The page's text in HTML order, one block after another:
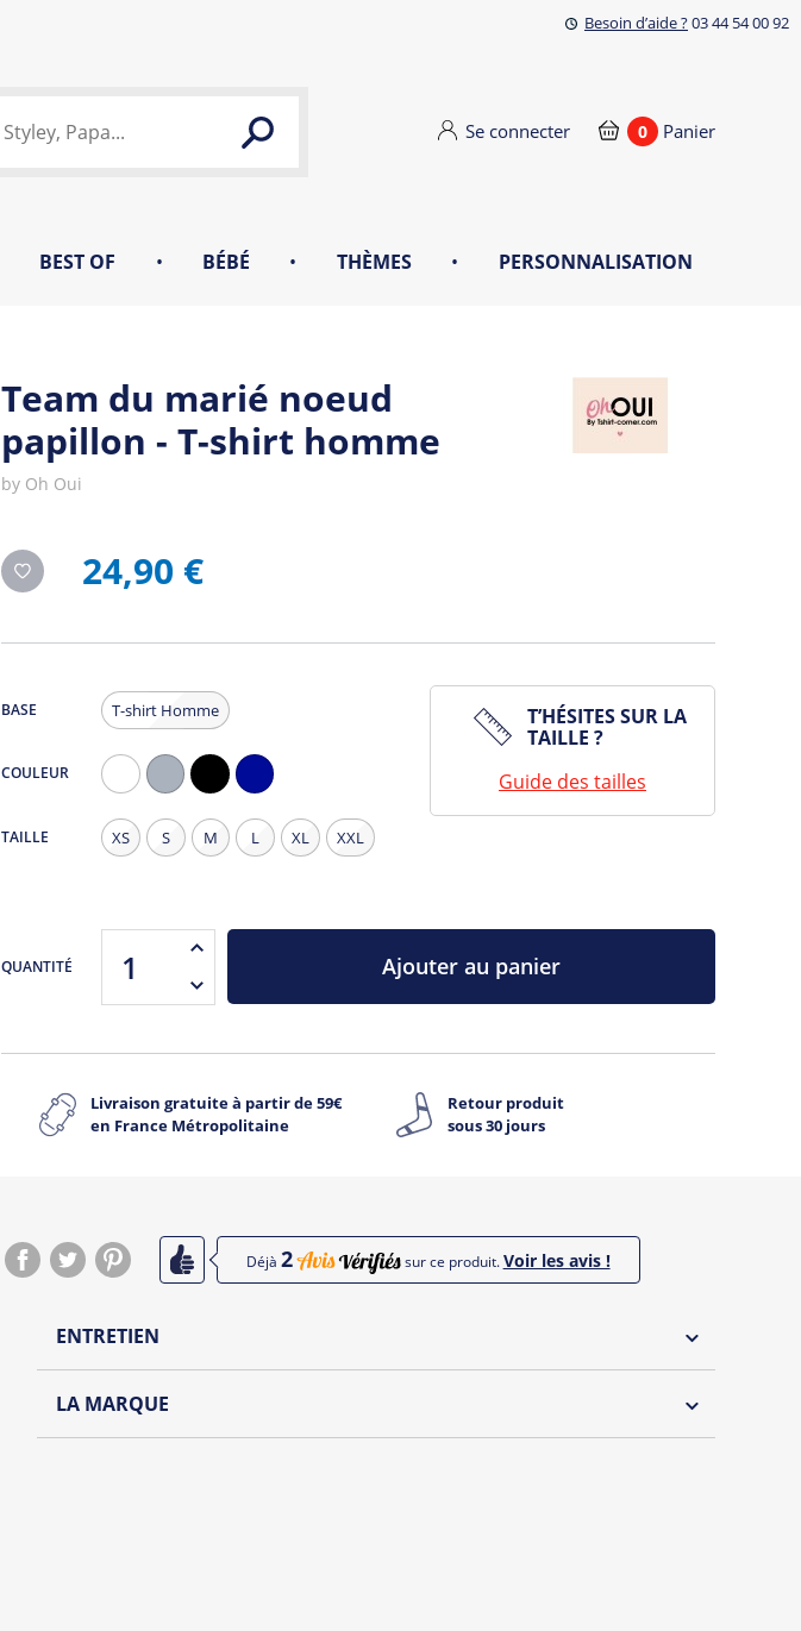
Besoin d’aide ?03 44 54 00 92
Se connecter 0 Panier
BEST OF • BÉBÉ • THÈMES • PERSONNALISATION
Team du marié noeud
papillon - T-shirt homme
by Oh Oui
24,90 €
BASE T-shirt Homme
COULEUR
Chiné
TAILLE XS S M L XL XXL
T’HÉSITES SUR LA
TAILLE ?
Guide des tailles
QUANTITÉ Ajouter au panier
Livraison gratuite à partir de 59€
en France Métropolitaine
Retour produit
sous 30 jours
Déjà 2 sur ce produit.Voir les avis !
ENTRETIEN
LA MARQUE